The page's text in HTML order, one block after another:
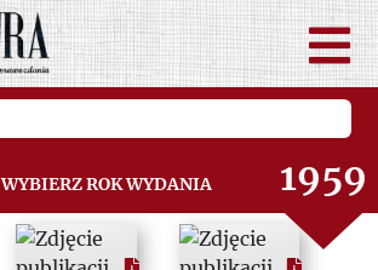
Wybierz rok wydania
1957
1958
1959
1960